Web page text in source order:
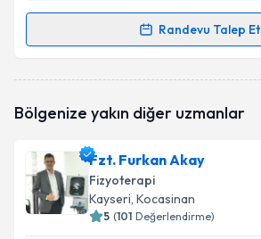
Randevu Talep Et
Randevu Takvimi Talebi
oluşturun. Size bu uzmandan
E-posta Adresiniz
Bölgenize yakın diğer uzmanlar
Fzt. Furkan Akay
Fizyoterapi
Kayseri, Kocasinan
5 (101 Değerlendirme)